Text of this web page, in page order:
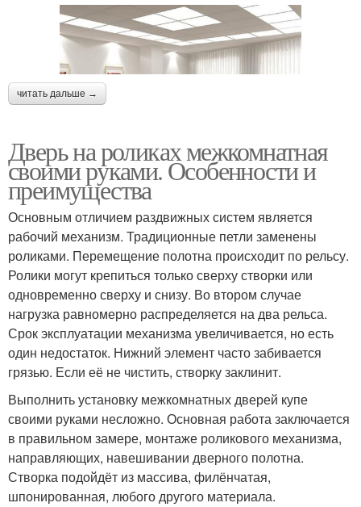
читать дальше →
Дверь на роликах межкомнатная
своими руками. Особенности и
преимущества
Основным отличием раздвижных систем является
рабочий механизм. Традиционные петли заменены
роликами. Перемещение полотна происходит по рельсу.
Ролики могут крепиться только сверху створки или
одновременно сверху и снизу. Во втором случае
нагрузка равномерно распределяется на два рельса.
Срок эксплуатации механизма увеличивается, но есть
один недостаток. Нижний элемент часто забивается
грязью. Если её не чистить, створку заклинит.
Выполнить установку межкомнатных дверей купе
своими руками несложно. Основная работа заключается
в правильном замере, монтаже роликового механизма,
направляющих, навешивании дверного полотна.
Створка подойдёт из массива, филёнчатая,
шпонированная, любого другого материала.